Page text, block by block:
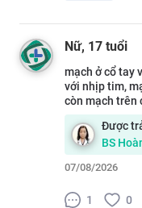
Nữ, 17 tuổi
mạch ở cổ tay
với nhịp tim,
còn mạch trên
Được
BS
07/08/2026
1 0